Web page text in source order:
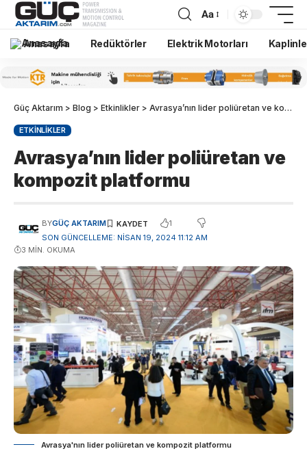
Aa
Anasayfa Redüktörler Elektrik Motorları
Güç Aktarım > Blog > Etkinlikler > Avrasya’nın lider poliüretan ve kompozit platformu
ETKINLIKLER
Avrasya’nın lider poliüretan ve
kompozit platformu
SON GÜNCELLEME: NISAN 19, 2024 11:12 AM
BYGÜÇ AKTARIM 1
3 MIN. OKUMA
Avrasya'nın lider poliüretan ve kompozit platformu